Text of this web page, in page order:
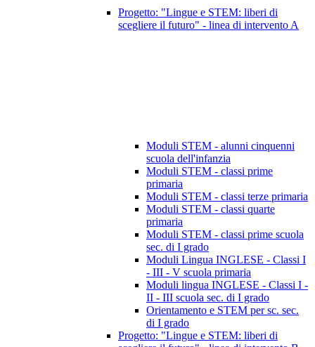
Progetto: "Lingue e STEM: liberi di
scegliere il futuro" - linea di intervento A
Moduli STEM - alunni cinquenni
scuola dell'infanzia
Moduli STEM - classi prime
primaria
Moduli STEM - classi terze primaria
Moduli STEM - classi quarte
primaria
Moduli STEM - classi prime scuola
sec. di I grado
Moduli Lingua INGLESE - Classi I
- III - V scuola primaria
Moduli lingua INGLESE - Classi I -
II - III scuola sec. di I grado
Orientamento e STEM per sc. sec.
di I grado
Progetto: "Lingue e STEM: liberi di